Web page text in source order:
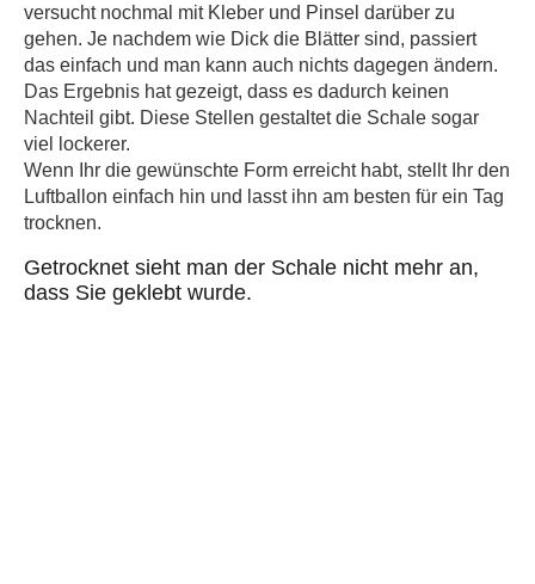
versucht nochmal mit Kleber und Pinsel darüber zu
gehen. Je nachdem wie Dick die Blätter sind, passiert
das einfach und man kann auch nichts dagegen ändern.
Das Ergebnis hat gezeigt, dass es dadurch keinen
Nachteil gibt. Diese Stellen gestaltet die Schale sogar
viel lockerer.
Wenn Ihr die gewünschte Form erreicht habt, stellt Ihr den
Luftballon einfach hin und lasst ihn am besten für ein Tag
trocknen.
Getrocknet sieht man der Schale nicht mehr an,
dass Sie geklebt wurde.